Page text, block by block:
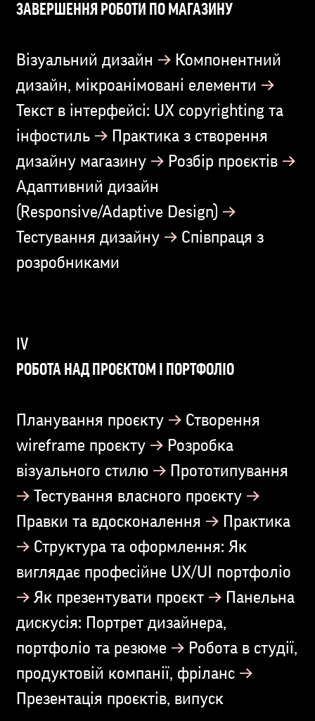
ЗАВЕРШЕННЯ РОБОТИ ПО МАГАЗИНУ
Візуальний дизайн →Компонентний
дизайн, мікроанімовані елементи →
Текст в інтерфейсі: UX copyrighting та
інфостиль →Практика з створення
дизайну магазину →Розбір проєктів →
Адаптивний дизайн
(Responsive/Adaptive Design) →
Тестування дизайну →Співпраця з
розробниками
РОБОТА НАД ПРОЄКТОМ І ПОРТФОЛІО
Планування проєкту →Створення
wireframe проєкту →Розробка
візуального стилю →Прототипування
→Тестування власного проєкту →
Правки та вдосконалення →Практика
→Структура та оформлення: Як
виглядає професійне UX/UI портфоліо
→Як презентувати проєкт →Панельна
дискусія: Портрет дизайнера,
портфоліо та резюме →Робота в студії,
продуктовій компанії, фріланс →
Презентація проєктів, випуск